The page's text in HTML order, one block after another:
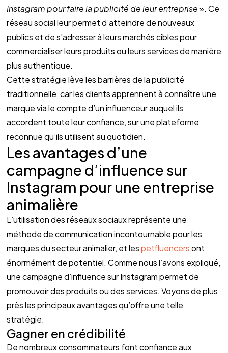
Instagram pour faire la publicité de leur entreprise ». Ce
réseau social leur permet d’atteindre de nouveaux
publics et de s’adresser à leurs marchés cibles pour
commercialiser leurs produits ou leurs services de manière
plus authentique.
Cette stratégie lève les barrières de la publicité
traditionnelle, car les clients apprennent à connaître une
marque via le compte d’un influenceur auquel ils
accordent toute leur confiance, sur une plateforme
reconnue qu’ils utilisent au quotidien.
Les avantages d’une
campagne d’influence sur
Instagram pour une entreprise
animalière
L’utilisation des réseaux sociaux représente une
méthode de communication incontournable pour les
marques du secteur animalier, et les petfluencers ont
énormément de potentiel. Comme nous l’avons expliqué,
une campagne d’influence sur Instagram permet de
promouvoir des produits ou des services. Voyons de plus
près les principaux avantages qu’offre une telle
stratégie.
Gagner en crédibilité
De nombreux consommateurs font confiance aux